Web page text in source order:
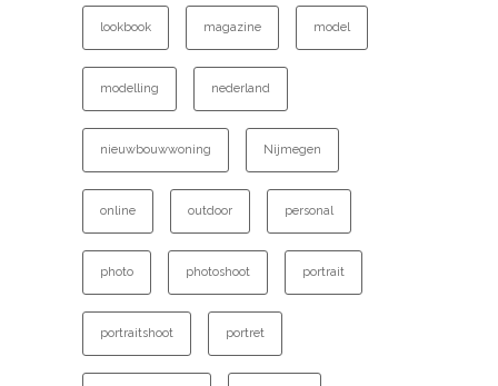
lookbook magazine model
modelling nederland
nieuwbouwwoning Nijmegen
online outdoor personal
photo photoshoot portrait
portraitshoot portret